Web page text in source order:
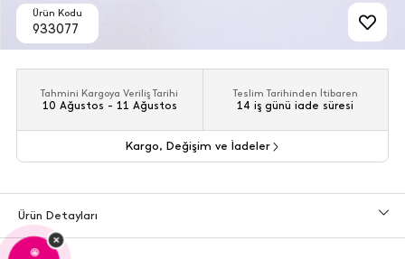
Ürün Kodu
933077
Tahmini Kargoya Veriliş Tarihi
10 Ağustos - 11 Ağustos
Teslim Tarihinden İtibaren
14 iş günü iade süresi
Kargo, Değişim ve İadeler
Ürün Detayları
🤩
×